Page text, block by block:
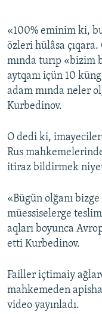
«100% eminim ki,
özleri hülâsa
mında turıp «bizim
aytqanı içün 10
adam mında neler
Kurbedinov.
O dedi ki,
Rus
itiraz bildirmek
«Bügün olğanı
müessiselerge
aqları boyunca
etti Kurbedinov.
Failler içtimaiy
mahkemeden
video yayınladı.